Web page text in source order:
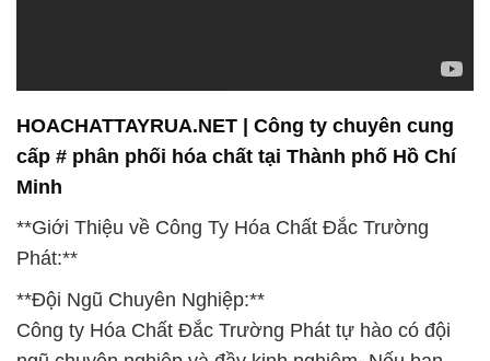
Công ty Hóa Chất Đắc Trường Phát tự hào có đội
ngũ chuyên nghiệp và đầy kinh nghiệm. Nếu bạn
đang tìm kiếm những sản phẩm hóa chất chất
lượng và đáng tin cậy, chúng tôi là đối tác lý tưởng.
Chúng tôi cam kết hỗ trợ và phục vụ bạn trên con
đường đạt được mục tiêu kinh doanh của mình.
**Hóa Chất Xây Dựng:**
Chúng tôi chuyên cung cấp các sản phẩm hóa chất
hỗ trợ trong việc xây dựng và bảo trì công trình xây
dựng. Cam kết tạo điều kiện thuận lợi để xây dựng